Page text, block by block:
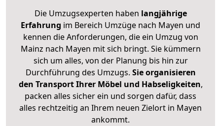
Die Umzugsexperten haben langjährige
Erfahrung im Bereich Umzüge nach Mayen und
kennen die Anforderungen, die ein Umzug von
Mainz nach Mayen mit sich bringt. Sie kümmern
sich um alles, von der Planung bis hin zur
Durchführung des Umzugs. Sie organisieren
den Transport Ihrer Möbel und Habseligkeiten,
packen alles sicher ein und sorgen dafür, dass
alles rechtzeitig an Ihrem neuen Zielort in Mayen
ankommt.